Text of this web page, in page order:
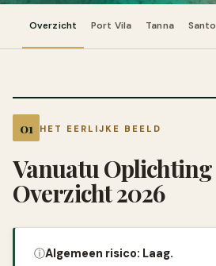
Overzicht Port Vila Tanna Santo
HET EERLIJKE BEELD
Vanuatu Oplichting
Overzicht 2026
ⓘAlgemeen risico: Laag.